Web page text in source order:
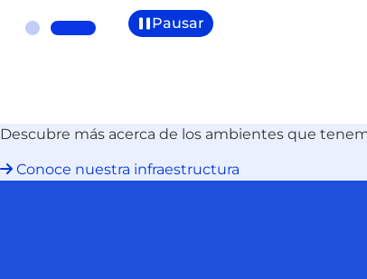
Pausar
Descubre más acerca de los ambientes que
Conoce nuestra infraestructura